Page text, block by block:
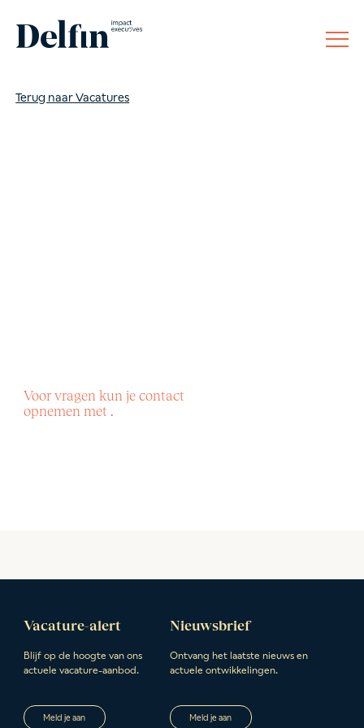
Terug naar Vacatures
Voor vragen kun je contact
opnemen met .
Vacature-alert
Blijf op de hoogte van ons
actuele vacature-aanbod.
Meld je aan
Nieuwsbrief
Ontvang het laatste nieuws en
actuele ontwikkelingen.
Meld je aan